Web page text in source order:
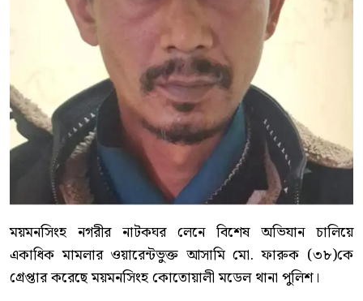
ময়মনসিংহ নগরীর নাটকঘর লেনে বিশেষ অভিযান চালিয়ে
একাধিক মামলার ওয়ারেন্টভুক্ত আসামি মো. ফারুক (৩৮)কে
গ্রেপ্তার করেছে ময়মনসিংহ কোতোয়ালী মডেল থানা পুলিশ।